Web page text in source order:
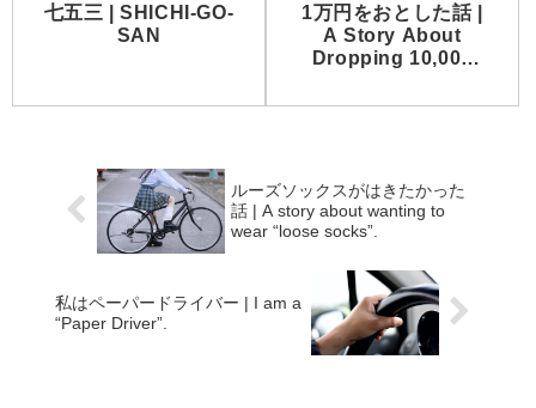
七五三 | SHICHI-GO-
SAN
1万円をおとした話 |
A Story About
Dropping 10,000
ルーズソックスがはきたかった
話 | A story about wanting to
wear “loose socks”.
私はペーパードライバー | I am a
“Paper Driver”.